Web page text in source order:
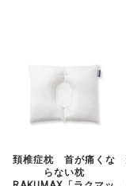
まだ痛みがあるようで
頚椎症枕 首が痛くな
らない枕